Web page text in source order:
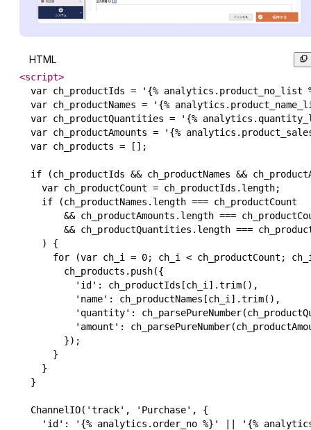
HTML
<script>
var ch_productIds = '{% analytics.product_no_list
var ch_productNames = '{%
var ch_productQuantities = '{%
var ch_productAmounts = '{%
  var ch_products = [];
if (ch_productIds && ch_productNames &&
    var ch_productCount = ch_productIds.length;
    if (ch_productNames.length === ch_productCount
&& ch_productAmounts.length ===
&& ch_productQuantities.length ===
    ) {
for (var ch_i = 0; ch_i < ch_productCount;
        ch_products.push({
          'id': ch_productIds[ch_i].trim(),
          'name': ch_productNames[ch_i].trim(),
'quantity':
'amount':
        });
      }
    }
  }
  ChannelIO('track', 'Purchase', {
'id': '{% analytics.order_no %}' || '{%